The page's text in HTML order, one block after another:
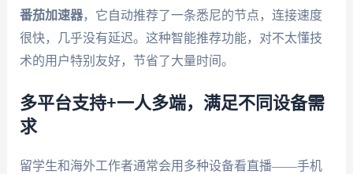
番茄加速器，它自动推荐了一条悉尼的节点，连接速度
很快，几乎没有延迟。这种智能推荐功能，对不太懂技
术的用户特别友好，节省了大量时间。
多平台支持+一人多端，满足不同设备需
求
留学生和海外工作者通常会用多种设备看直播——手机